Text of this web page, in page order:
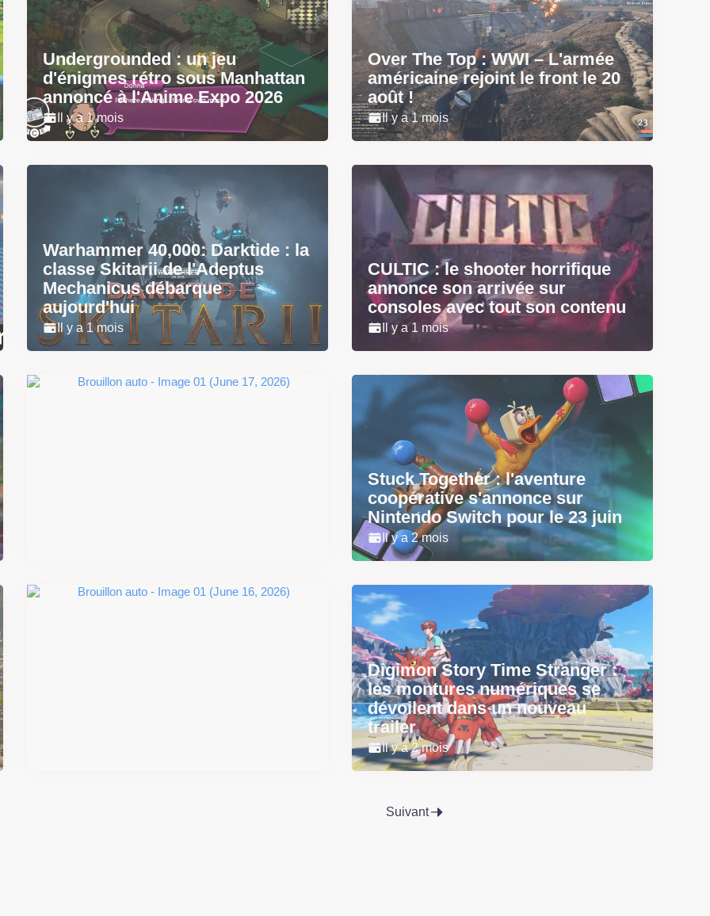
Undergrounded : un jeu
d'énigmes rétro sous Manhattan
annoncé à l'Anime Expo 2026
Il y a 1 mois
Over The Top : WWI – L'armée
américaine rejoint le front le 20
août !
Il y a 1 mois
Warhammer 40,000: Darktide : la
classe Skitarii de l'Adeptus
Mechanicus débarque
aujourd'hui
Il y a 1 mois
CULTIC : le shooter horrifique
annonce son arrivée sur
consoles avec tout son contenu
Il y a 1 mois
Stuck Together : l'aventure
coopérative s'annonce sur
Nintendo Switch pour le 23 juin
Il y a 2 mois
Digimon Story Time Stranger :
les montures numériques se
dévoilent dans un nouveau
trailer
Il y a 2 mois
Suivant